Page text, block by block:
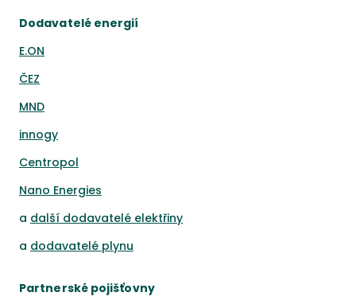
Dodavatelé energií
E.ON
ČEZ
MND
innogy
Centropol
Nano Energies
a další dodavatelé elektřiny
a dodavatelé plynu
Partnerské pojišťovny